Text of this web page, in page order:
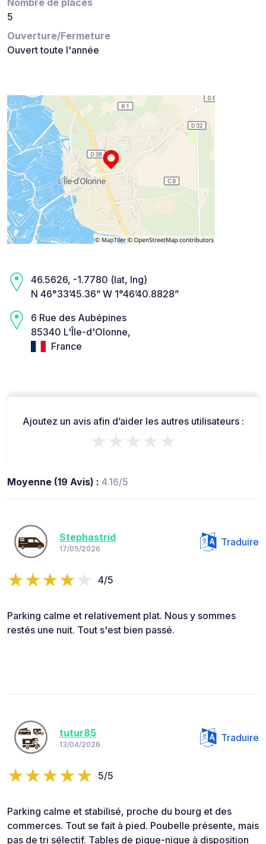
Nombre de places
5
Ouverture/Fermeture
Ouvert toute l'année
46.5626, -1.7780 (lat, lng)
N 46°33’45.36” W 1°46’40.8828”
6 Rue des Aubépines
85340 L'Île-d'Olonne,
France
Ajoutez un avis afin d’aider les autres utilisateurs :
★★★★★
Moyenne (19 Avis) : 4.16/5
Stephastrid
17/05/2026
Traduire
4/5
Parking calme et relativement plat. Nous y sommes
restés une nuit. Tout s'est bien passé.
tutur85
13/04/2026
Traduire
5/5
Parking calme et stabilisé, proche du bourg et des
commerces. Tout se fait à pied. Poubelle présente, mais
pas de tri sélectif. Tables de pique-nique à disposition